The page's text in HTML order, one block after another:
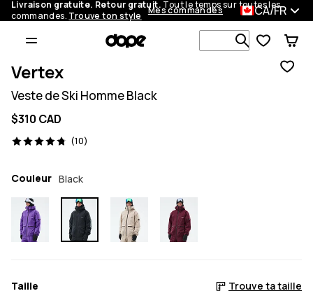
Livraison gratuite. Retour gratuit. Tout le temps sur toutes les
commandes. Trouve ton style Mes commandes CA/FR
Recherche
Vertex
Veste de Ski Homme Black
$310 CAD
(10)
10 avis, 4.8/5
Couleur Black
Taille Trouve ta taille